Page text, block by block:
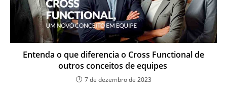
Entenda o que diferencia o Cross Functional de
outros conceitos de equipes
7 de dezembro de 2023